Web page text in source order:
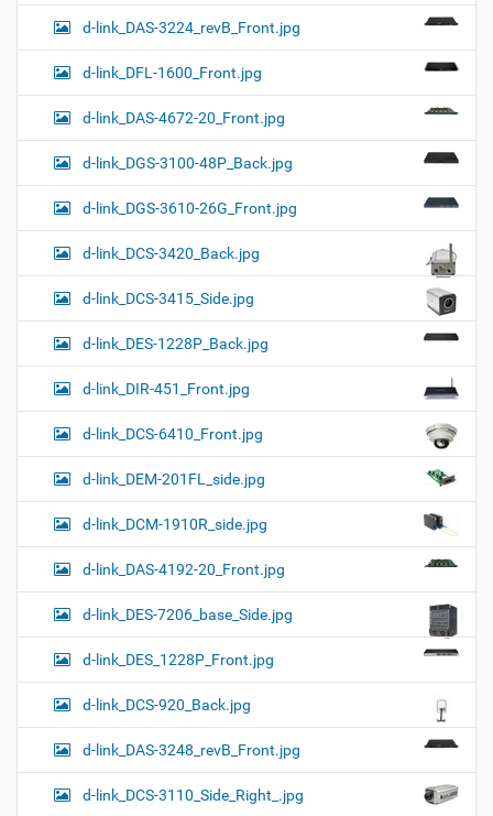
d-link_DAS-3224_revB_Front.jpg
d-link_DFL-1600_Front.jpg
d-link_DAS-4672-20_Front.jpg
d-link_DGS-3100-48P_Back.jpg
d-link_DGS-3610-26G_Front.jpg
d-link_DCS-3420_Back.jpg
d-link_DCS-3415_Side.jpg
d-link_DES-1228P_Back.jpg
d-link_DIR-451_Front.jpg
d-link_DCS-6410_Front.jpg
d-link_DEM-201FL_side.jpg
d-link_DCM-1910R_side.jpg
d-link_DAS-4192-20_Front.jpg
d-link_DES-7206_base_Side.jpg
d-link_DES_1228P_Front.jpg
d-link_DCS-920_Back.jpg
d-link_DAS-3248_revB_Front.jpg
d-link_DCS-3110_Side_Right_.jpg